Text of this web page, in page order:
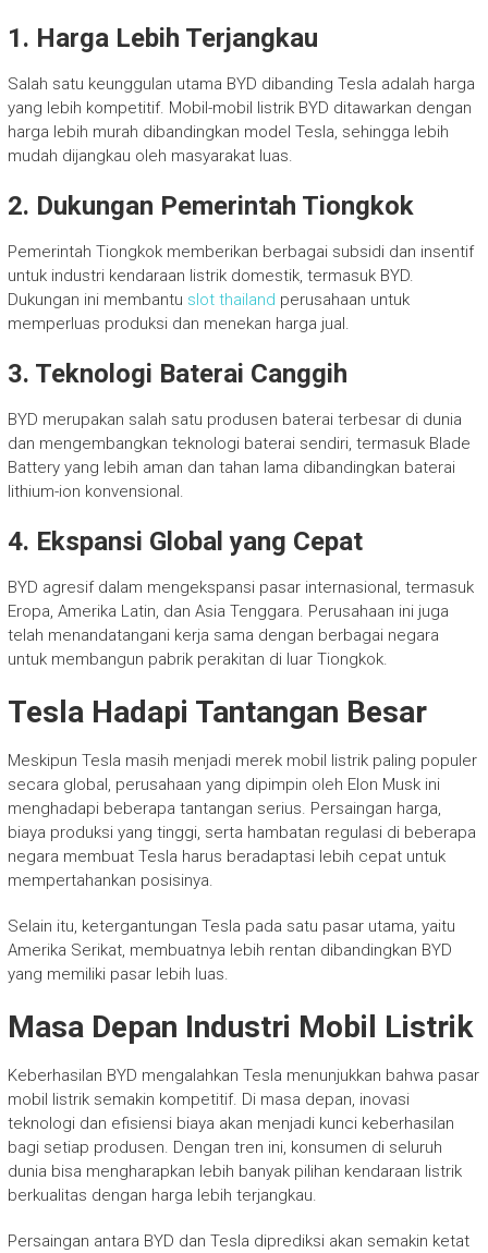
1. Harga Lebih Terjangkau
Salah satu keunggulan utama BYD dibanding Tesla adalah harga
yang lebih kompetitif. Mobil-mobil listrik BYD ditawarkan dengan
harga lebih murah dibandingkan model Tesla, sehingga lebih
mudah dijangkau oleh masyarakat luas.
2. Dukungan Pemerintah Tiongkok
Pemerintah Tiongkok memberikan berbagai subsidi dan insentif
untuk industri kendaraan listrik domestik, termasuk BYD.
Dukungan ini membantu slot thailand perusahaan untuk
memperluas produksi dan menekan harga jual.
3. Teknologi Baterai Canggih
BYD merupakan salah satu produsen baterai terbesar di dunia
dan mengembangkan teknologi baterai sendiri, termasuk Blade
Battery yang lebih aman dan tahan lama dibandingkan baterai
lithium-ion konvensional.
4. Ekspansi Global yang Cepat
BYD agresif dalam mengekspansi pasar internasional, termasuk
Eropa, Amerika Latin, dan Asia Tenggara. Perusahaan ini juga
telah menandatangani kerja sama dengan berbagai negara
untuk membangun pabrik perakitan di luar Tiongkok.
Tesla Hadapi Tantangan Besar
Meskipun Tesla masih menjadi merek mobil listrik paling populer
secara global, perusahaan yang dipimpin oleh Elon Musk ini
menghadapi beberapa tantangan serius. Persaingan harga,
biaya produksi yang tinggi, serta hambatan regulasi di beberapa
negara membuat Tesla harus beradaptasi lebih cepat untuk
mempertahankan posisinya.
Selain itu, ketergantungan Tesla pada satu pasar utama, yaitu
Amerika Serikat, membuatnya lebih rentan dibandingkan BYD
yang memiliki pasar lebih luas.
Masa Depan Industri Mobil Listrik
Keberhasilan BYD mengalahkan Tesla menunjukkan bahwa pasar
mobil listrik semakin kompetitif. Di masa depan, inovasi
teknologi dan efisiensi biaya akan menjadi kunci keberhasilan
bagi setiap produsen. Dengan tren ini, konsumen di seluruh
dunia bisa mengharapkan lebih banyak pilihan kendaraan listrik
berkualitas dengan harga lebih terjangkau.
Persaingan antara BYD dan Tesla diprediksi akan semakin ketat